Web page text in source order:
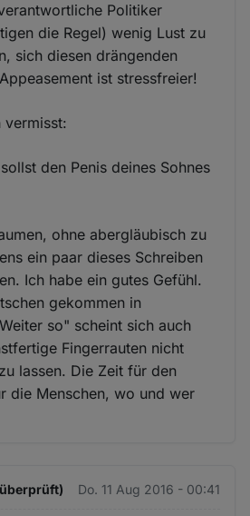
Politiker
die Regel) wenig Lust zu
sich diesen drängenden
ist stressfreier!
vermisst:
den Penis deines Sohnes
ohne abergläubisch zu
ein paar dieses Schreiben
Ich habe ein gutes Gefühl.
gekommen in
so" scheint sich auch
Fingerrauten nicht
lassen. Die Zeit für den
die Menschen, wo und wer
Do. 11 Aug 2016 - 00:41